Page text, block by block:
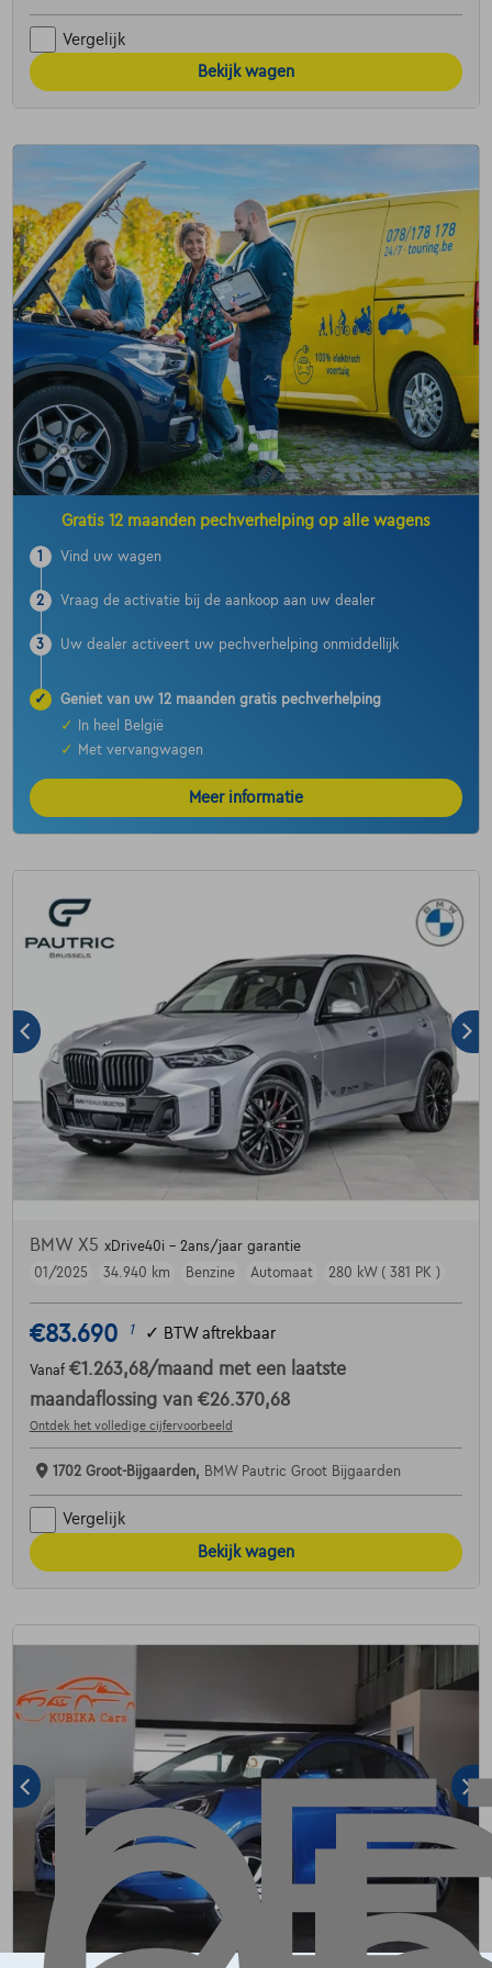
Vergelijk
Bekijk wagen
Gratis 12 maanden pechverhelping op alle wagens
1 Vind uw wagen
2 Vraag de activatie bij de aankoop aan uw dealer
3 Uw dealer activeert uw pechverhelping onmiddellijk
✓
Geniet van uw 12 maanden gratis pechverhelping
✓
In heel België
✓
Met vervangwagen
Meer informatie
BMW X5 xDrive40i - 2ans/jaar garantie
01/2025
34.940 km Benzine Automaat 280 kW ( 381 PK )
€83.690 1 ✓ BTW aftrekbaar
Vanaf €1.263,68/maand met een laatste
maandaflossing van €26.370,68
Ontdek het volledige cijfervoorbeeld
1702 Groot-Bijgaarden, BMW Pautric Groot Bijgaarden
Vergelijk
Bekijk wagen